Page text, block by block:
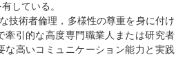
している。
技術者倫理，多様性の尊重を身に付け
牽引的な高度専門職業人または研究者
な高いコミュニケーション能力と実践